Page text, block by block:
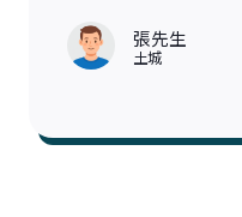
張先生
土城